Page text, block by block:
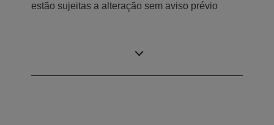
estão sujeitas a alteração sem aviso prévio
Conteúdo da embalagem